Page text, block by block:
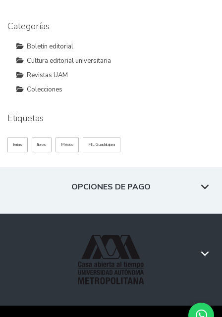
Categorías
Boletín editorial
Cultura editorial universitaria
Revistas UAM
Colecciones
Etiquetas
ferias libros México FIL Guadalajara
OPCIONES DE PAGO